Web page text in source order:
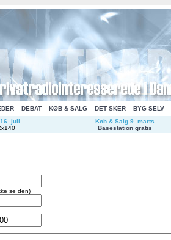
DEBAT KØB & SALG DET SKER BYG SELV
juli
Køb & Salg 9. marts
Basestation gratis
se den)